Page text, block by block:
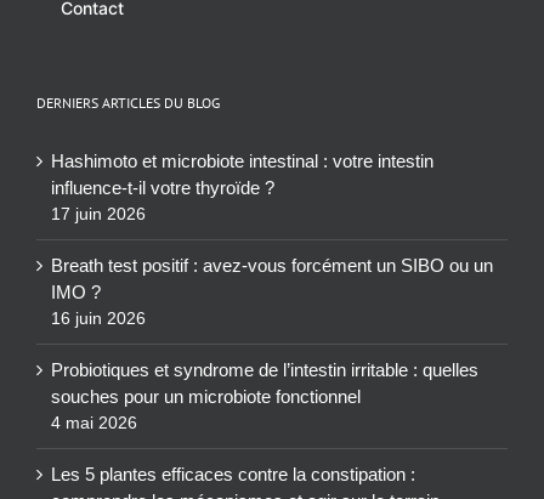
Contact
DERNIERS ARTICLES DU BLOG
Hashimoto et microbiote intestinal : votre intestin
influence-t-il votre thyroïde ?
17 juin 2026
Breath test positif : avez-vous forcément un SIBO ou un
IMO ?
16 juin 2026
Probiotiques et syndrome de l’intestin irritable : quelles
souches pour un microbiote fonctionnel
4 mai 2026
Les 5 plantes efficaces contre la constipation :